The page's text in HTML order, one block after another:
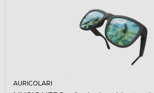
AURICOLARI